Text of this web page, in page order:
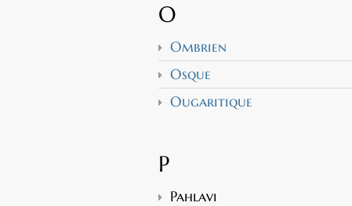
O
Ombrien
Osque
Ougaritique
P
Pahlavi